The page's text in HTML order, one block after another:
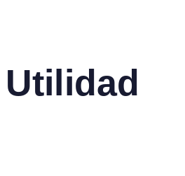
Utilidad